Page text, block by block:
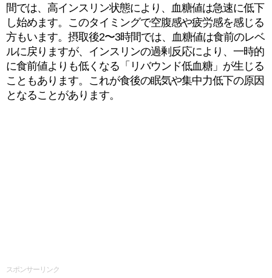
間では、高インスリン状態により、血糖値は急速に低下
し始めます。このタイミングで空腹感や疲労感を感じる
方もいます。摂取後2〜3時間では、血糖値は食前のレベ
ルに戻りますが、インスリンの過剰反応により、一時的
に食前値よりも低くなる「リバウンド低血糖」が生じる
こともあります。これが食後の眠気や集中力低下の原因
となることがあります。
スポンサーリンク